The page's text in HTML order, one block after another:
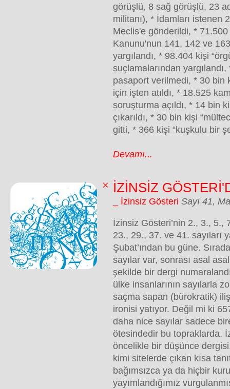
görüşlü, 8 sağ görüşlü, 23
militanı), * İdamları istenen
Meclis'e gönderildi, *
Kanunu'nun 141, 142 ve
yargılandı, * 98.404 kişi
suçlamalarından
pasaport verilmedi, * 30 bin
için işten atıldı, * 18.525
soruşturma açıldı, * 14 bin
çıkarıldı, * 30 bin kişi
gitti, * 366 kişi “kuşkulu bir
Devamı...
İZİNSİZ
_ İzinsiz Gösteri Sayı 41,
İzinsiz Gösteri’nin 2., 3., 5.,
23., 29., 37. ve 41. sayıları
Şubat’ından bu güne.
sayılar var, sonrası asal
şekilde bir dergi
ülke insanlarının sayılarla
saçma sapan (bürokratik)
ironisi yatıyor. Değil mi ki
daha nice sayılar sadece
ötesindedir bu topraklarda.
öncelikle bir düşünce
kimi sitelerde çıkan kısa
bağımsızca ya da hiçbir
yayımlandığımız